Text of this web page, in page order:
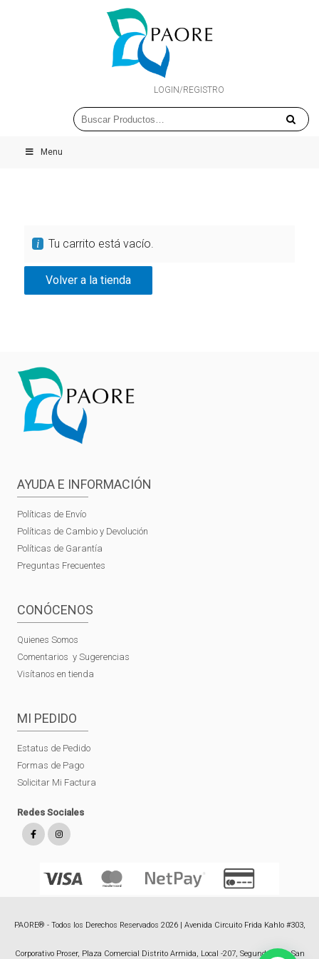
LOGIN/REGISTRO
Menu
Tu carrito está vacío.
Volver a la tienda
AYUDA E INFORMACIÓN
Políticas de Envío
Políticas de Cambio y Devolución
Políticas de Garantía
Preguntas Frecuentes
CONÓCENOS
Quienes Somos
Comentarios y Sugerencias
Visítanos en tienda
MI PEDIDO
Estatus de Pedido
Formas de Pago
Solicitar Mi Factura
Redes Sociales
PAORE® - Todos los Derechos Reservados 2026 | Avenida Circuito Frida Kahlo #303,
Corporativo Proser, Plaza Comercial Distrito Armida, Local -207, Segundo Piso, San